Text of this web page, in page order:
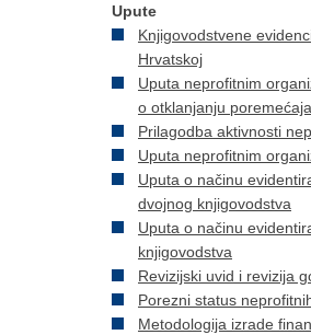
Upute
Knjigovodstvene
Hrvatskoj
Uputa neprofitnim
o otklanjanju
Prilagodba aktivnosti
Uputa neprofitnim
Uputa o načinu
dvojnog knjigovodstva
Uputa o načinu
knjigovodstva
Revizijski uvid i revizija
Porezni status
Metodologija izrade